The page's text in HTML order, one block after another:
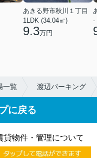
あきる野市秋川１丁目
1LDK (34.04㎡)
9.3万円
-
一覧 渡辺パーキング
に戻る
貸物件・管理について